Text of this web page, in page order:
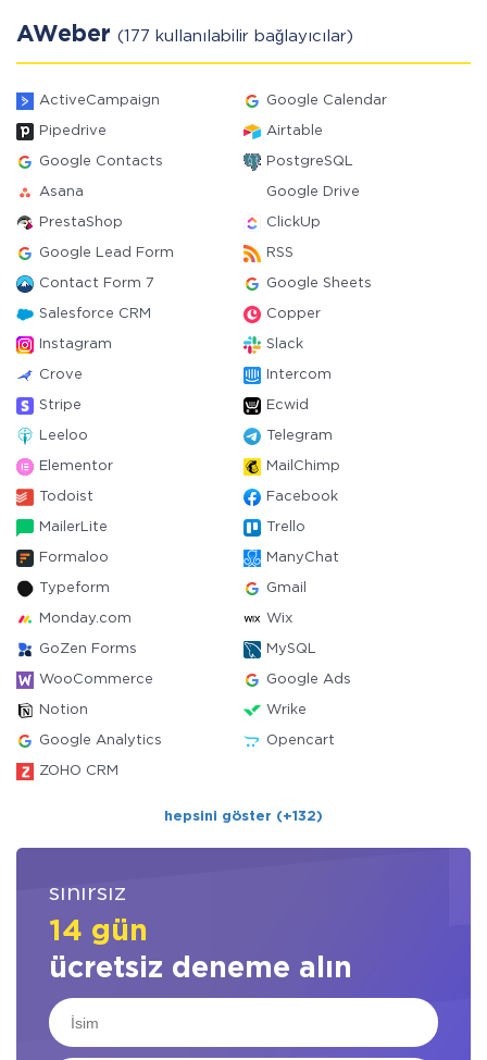
AWeber (177 kullanılabilir bağlayıcılar)
ActiveCampaign Google Calendar
Pipedrive Airtable
Google Contacts PostgreSQL
Asana Google Drive
PrestaShop ClickUp
Google Lead Form RSS
Contact Form 7 Google Sheets
Salesforce CRM Copper
Instagram Slack
Crove Intercom
Stripe Ecwid
Leeloo Telegram
Elementor MailChimp
Todoist Facebook
MailerLite Trello
Formaloo ManyChat
Typeform Gmail
Monday.com Wix
GoZen Forms MySQL
WooCommerce Google Ads
Notion Wrike
Google Analytics Opencart
ZOHO CRM
hepsini göster (+132)
sınırsız
14 gün
ücretsiz deneme alın